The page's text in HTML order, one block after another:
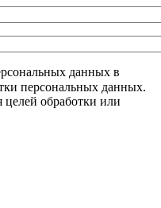
данных в
персональных данных.
целей обработки или